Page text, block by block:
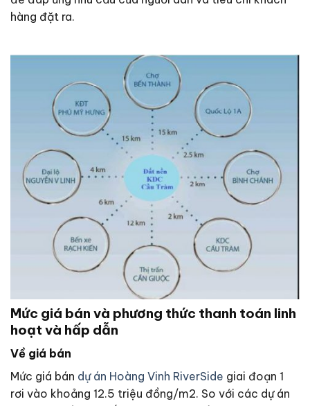
hàng đặt ra.
Mức giá bán và phương thức thanh toán linh
hoạt và hấp dẫn
Về giá bán
Mức giá bán dự án Hoàng Vinh RiverSide giai đoạn 1
rơi vào khoảng 12.5 triệu đồng/m2. So với các dự án